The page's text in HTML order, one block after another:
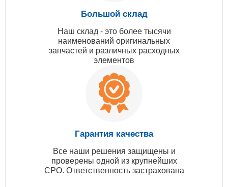
Большой склад
Наш склад - это более тысячи
наименований оригинальных
запчастей и различных расходных
элементов
Гарантия качества
Все наши решения защищены и
проверены одной из крупнейших
СРО. Ответственность застрахована